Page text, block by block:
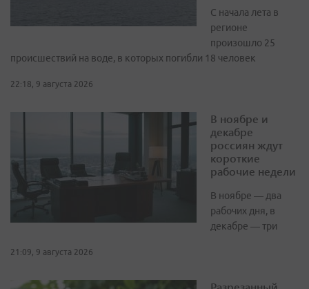
С начала лета в
регионе
произошло 25
происшествий на воде, в которых погибли 18 человек
22:18, 9 августа 2026
В ноябре и
декабре
россиян ждут
короткие
рабочие недели
В ноябре — два
рабочих дня, в
декабре — три
21:09, 9 августа 2026